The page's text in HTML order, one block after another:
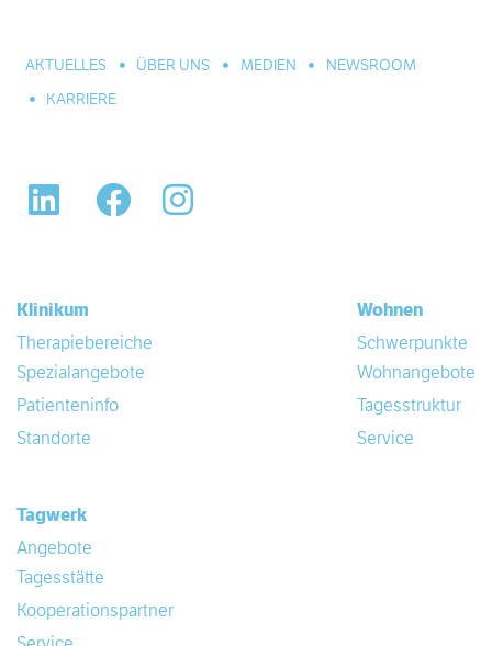
AKTUELLES ÜBER UNS MEDIEN
NEWSROOM
KARRIERE
LinkedIn Facebook
Klinikum
Therapiebereiche
Spezialangebote
Patienteninfo
Standorte
Wohnen
Schwerpunkte
Wohnangebote
Tagesstruktur
Service
Tagwerk
Angebote
Tagesstätte
Kooperationspartner